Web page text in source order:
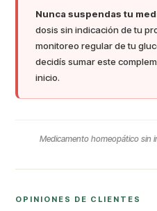
Nunca suspendas tu
dosis sin indicación de tu
monitoreo regular de tu
decidís sumar este
inicio.
Medicamento homeopático sin
OPINIONES DE CLIENTES